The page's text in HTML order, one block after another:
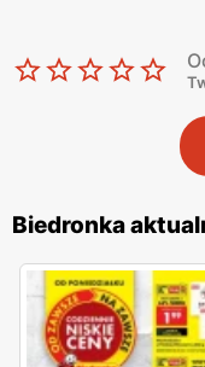
konsumentów,
spożywczych i
cenach. Klienci
promocje oraz
Jednym z
się regularnie i
Gazetka promocyjna
prezentuje aktualne
sezonowe
planować swoje
Biedronka